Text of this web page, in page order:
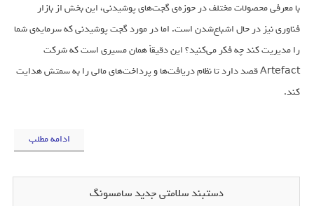
با معرفی محصولات مختلف در حوزه‌ی گجت‌های پوشیدنی، این بخش از بازار
فناوری نیز در حال اشباع‌شدن است. اما در مورد گجت پوشیدنی که سرمایه‌ی شما
را مدیریت کند چه فکر می‌کنید؟ این دقیقاً همان مسیری است که شرکت
Artefact قصد دارد تا نظام دریافت‌ها و پرداخت‌های مالی را به سمتش هدایت
کند.
ادامه مطلب
دستبند سلامتی جدید سامسونگ